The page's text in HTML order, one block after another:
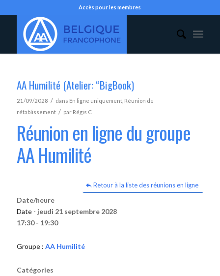
Accès pour les membres
AA Humilité (Atelier: “BigBook)
21/09/2028 / dans En ligne uniquement, Réunion de
rétablissement / par Régis C
Réunion en ligne du groupe
AA Humilité
Retour à la liste des réunions en ligne
Date/heure
Date - jeudi 21 septembre 2028
17:30 - 19:30
Groupe : AA Humilité
Catégories